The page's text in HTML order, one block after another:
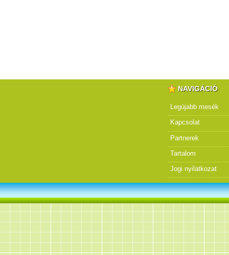
NAVIGÁCIÓ
Legújabb mesék
Kapcsolat
Partnerek
Tartalom
Jogi nyilatkozat